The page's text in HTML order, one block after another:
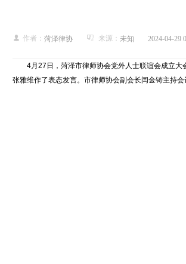
作者： 菏泽律协 来源： 未知 2024-04-29
4月27日，菏泽市律师协会党外人士联谊会成立
张雅维作了表态发言。市律师协会副会长闫金铸主持会